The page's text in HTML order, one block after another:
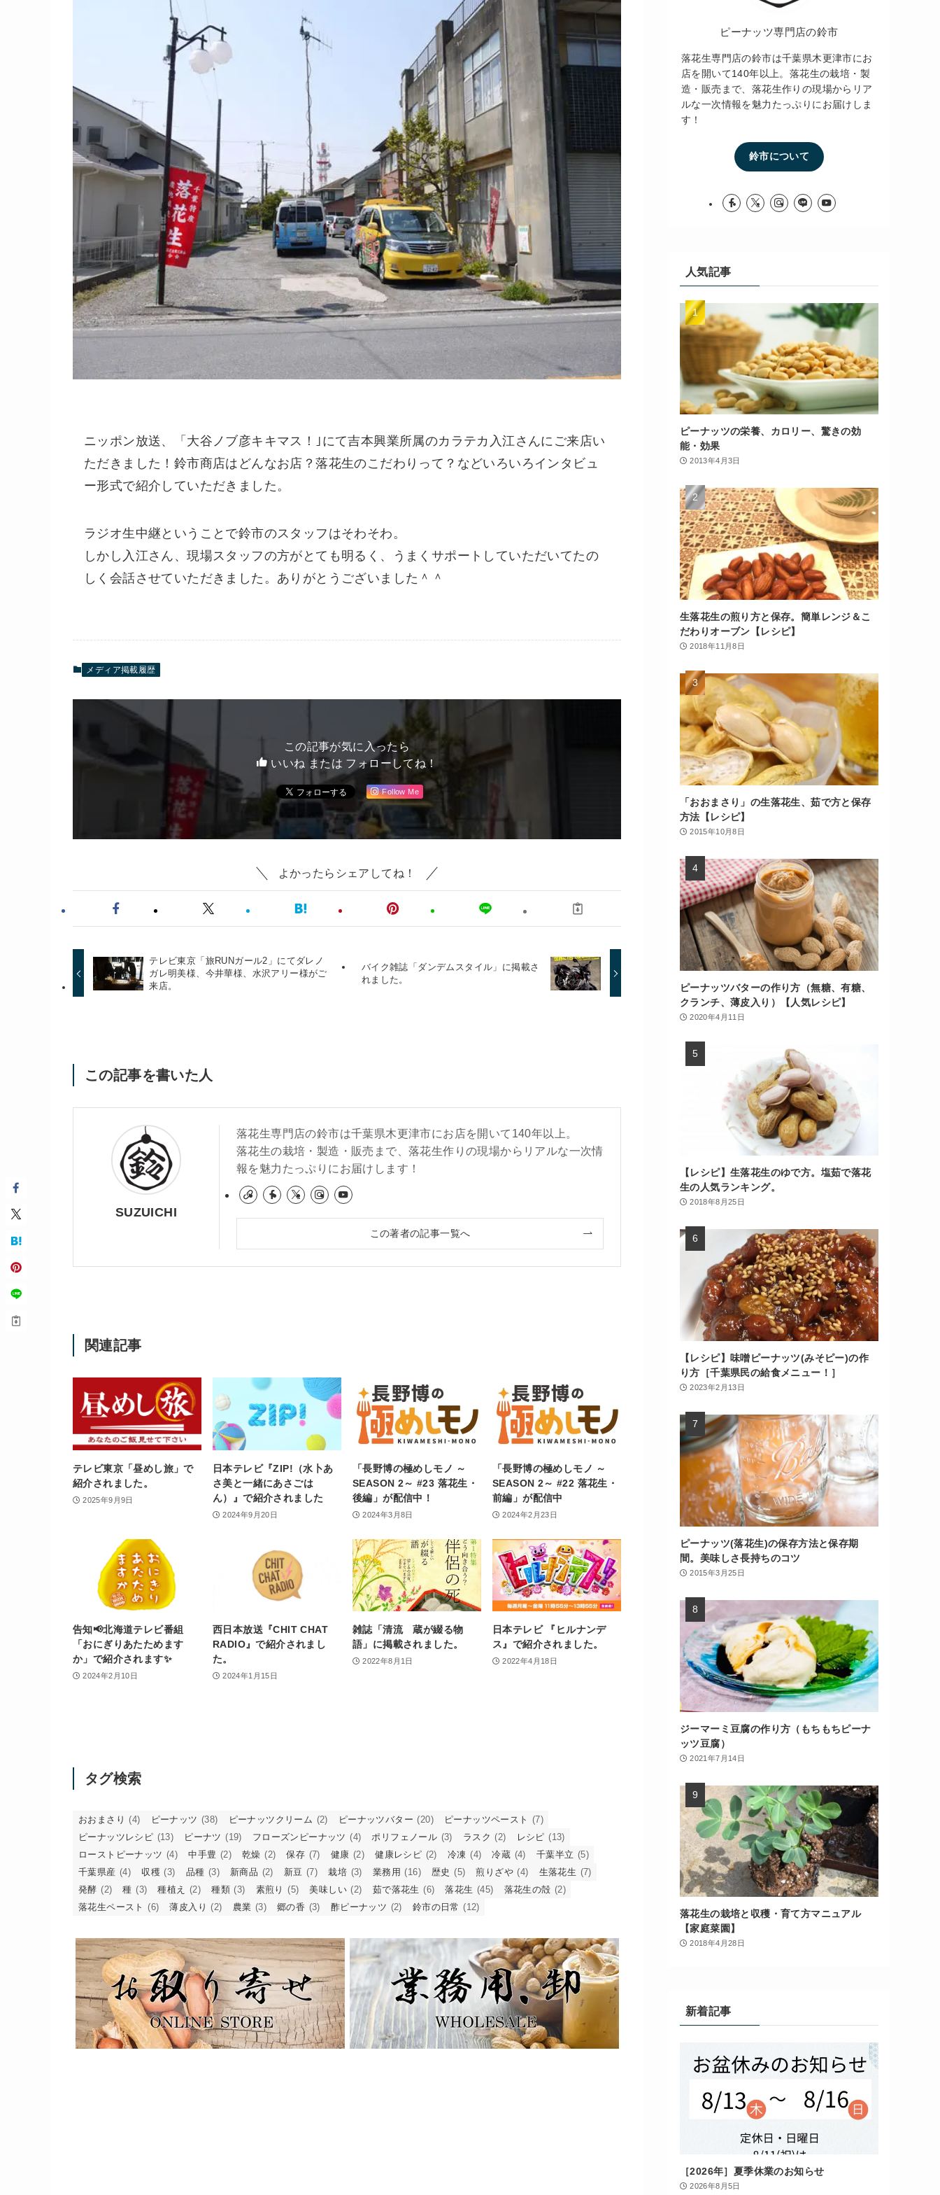
ニッポン放送、「大谷ノブ彦キキマス！｣にて吉本興業所属のカラテカ入江さんにご来店い
ただきました！鈴市商店はどんなお店？落花生のこだわりって？などいろいろインタビュ
ー形式で紹介していただきました。
ラジオ生中継ということで鈴市のスタッフはそわそわ。
しかし入江さん、現場スタッフの方がとても明るく、うまくサポートしていただいてたの
しく会話させていただきました。ありがとうございました＾＾
メディア掲載履歴
この記事が気に入ったら
いいね または フォローしてね！
Follow Me
よかったらシェアしてね！
テレビ東京「旅RUNガール2」にてダレノ
ガレ明美様、今井華様、水沢アリー様がご
来店。
バイク雑誌「ダンデムスタイル」に掲載さ
れました。
この記事を書いた人
SUZUICHI
落花生専門店の鈴市は千葉県木更津市にお店を開いて140年以上。
落花生の栽培・製造・販売まで、落花生作りの現場からリアルな一次情
報を魅力たっぷりにお届けします！
この著者の記事一覧へ
関連記事
テレビ東京「昼めし旅」で
紹介されました。
2025年9月9日
日本テレビ『ZIP!（水卜あ
さ美と一緒にあさごは
ん）』で紹介されました
2024年9月20日
「長野博の極めしモノ ～
SEASON 2～ #23 落花生・
後編」が配信中！
2024年3月8日
「長野博の極めしモノ ～
SEASON 2～ #22 落花生・
前編」が配信中
2024年2月23日
告知📢北海道テレビ番組
「おにぎりあたためます
か」で紹介されます✨
2024年2月10日
西日本放送『CHIT CHAT
RADIO』で紹介されまし
た。
2024年1月15日
雑誌「清流 蔵が綴る物
語」に掲載されました。
2022年8月1日
日本テレビ 『ヒルナンデ
ス』で紹介されました。
2022年4月18日
タグ検索
おおまさり (4) ピーナッツ (38) ピーナッツクリーム (2) ピーナッツバター (20) ピーナッツペースト (7)
ピーナッツレシピ (13) ピーナツ (19) フローズンピーナッツ (4) ポリフェノール (3) ラスク (2) レシピ (13)
ローストピーナッツ (4) 中手豊 (2) 乾燥 (2) 保存 (7) 健康 (2) 健康レシピ (2) 冷凍 (4) 冷蔵 (4) 千葉半立 (5)
千葉県産 (4) 収穫 (3) 品種 (3) 新商品 (2) 新豆 (7) 栽培 (3) 業務用 (16) 歴史 (5) 煎りざや (4) 生落花生 (7)
発酵 (2) 種 (3) 種植え (2) 種類 (3) 素煎り (5) 美味しい (2) 茹で落花生 (6) 落花生 (45) 落花生の殻 (2)
落花生ペースト (6) 薄皮入り (2) 農業 (3) 郷の香 (3) 酢ピーナッツ (2) 鈴市の日常 (12)
ピーナッツ専門店の鈴市
落花生専門店の鈴市は千葉県木更津市にお
店を開いて140年以上。落花生の栽培・製
造・販売まで、落花生作りの現場からリア
ルな一次情報を魅力たっぷりにお届けしま
す！
鈴市について
人気記事
ピーナッツの栄養、カロリー、驚きの効
能・効果
2013年4月3日
生落花生の煎り方と保存。簡単レンジ＆こ
だわりオーブン【レシピ】
2018年11月8日
「おおまさり」の生落花生、茹で方と保存
方法【レシピ】
2015年10月8日
ピーナッツバターの作り方（無糖、有糖、
クランチ、薄皮入り）【人気レシピ】
2020年4月11日
【レシピ】生落花生のゆで方。塩茹で落花
生の人気ランキング。
2018年8月25日
【レシピ】味噌ピーナッツ(みそピー)の作
り方［千葉県民の給食メニュー！］
2023年2月13日
ピーナッツ(落花生)の保存方法と保存期
間。美味しさ長持ちのコツ
2015年3月25日
ジーマーミ豆腐の作り方（もちもちピーナ
ッツ豆腐）
2021年7月14日
落花生の栽培と収穫・育て方マニュアル
【家庭菜園】
2018年4月28日
新着記事
［2026年］夏季休業のお知らせ
2026年8月5日